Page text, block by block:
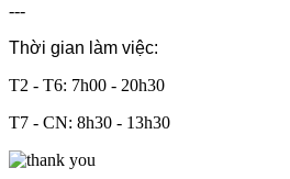
---
Thời gian làm việc:
T2 - T6: 7h00 - 20h30
T7 - CN: 8h30 - 13h30